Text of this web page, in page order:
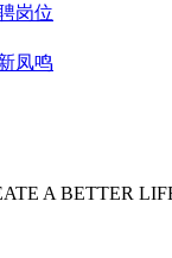
岗位
凤鸣
A BETTER